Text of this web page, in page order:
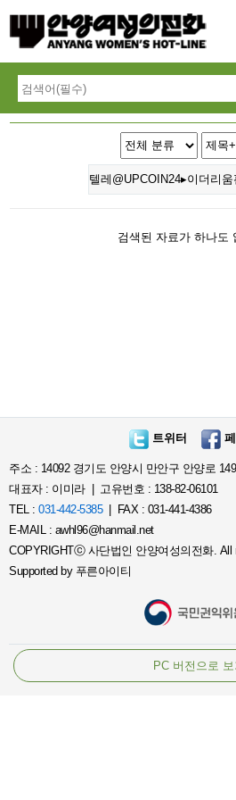
검색된 자료가 하나도
트위터
주소 : 14092 경기도 안양시 만안구 안양로
대표자 : 이미라 | 고유번호 : 138-82-06101
TEL : 031-442-5385| FAX : 031-441-4386
E-MAIL : awhl96@hanmail.net
COPYRIGHTⓒ 사단법인 안양여성의전화. All
Supported by 푸른아이티
PC 버전으로 보